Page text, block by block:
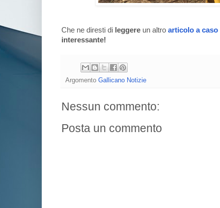
Che ne diresti di leggere un altro articolo a caso
interessante!
Argomento Gallicano Notizie
Nessun commento:
Posta un commento